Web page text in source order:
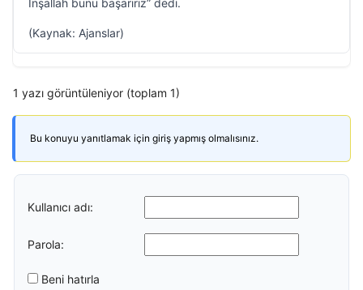
İnşallah bunu başarırız” dedi.
(Kaynak: Ajanslar)
1 yazı görüntüleniyor (toplam 1)
Bu konuyu yanıtlamak için giriş yapmış olmalısınız.
Kullanıcı adı:
Parola:
Beni hatırla